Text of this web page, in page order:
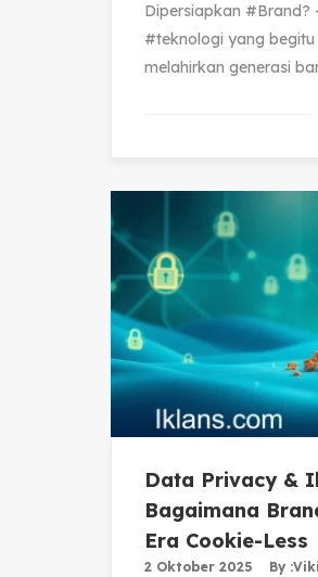
Dipersiapkan #Brand?
#teknologi yang
melahirkan generasi
Data Privacy &
Bagaimana
Era Cookie-Less
2 Oktober 2025 By :Viki